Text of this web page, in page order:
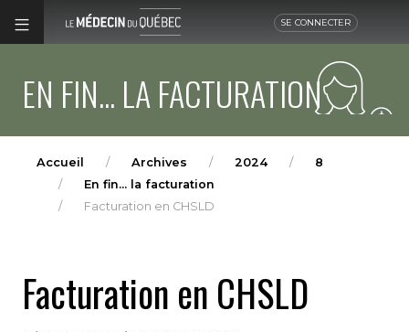
SE CONNECTER
EN FIN... LA FACTURATION
Accueil Archives 2024
8
En fin... la facturation
Facturation en CHSLD
Facturation en CHSLD